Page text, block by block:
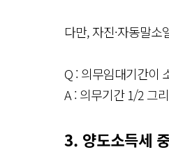
다만, 자진·자동말
Q : 의무임대기간이
A : 의무기간 1/2 그
3. 양도소득세